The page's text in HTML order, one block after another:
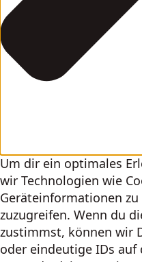
Um dir ein optimales
wir Technologien wie
Geräteinformationen
zuzugreifen. Wenn du
zustimmst, können wir
oder eindeutige IDs auf